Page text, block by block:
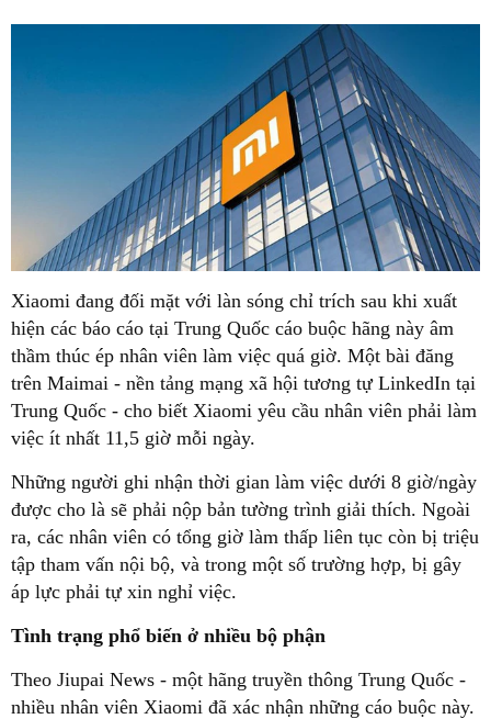
Xiaomi đang đối mặt với làn sóng chỉ trích sau khi xuất
hiện các báo cáo tại Trung Quốc cáo buộc hãng này âm
thầm thúc ép nhân viên làm việc quá giờ. Một bài đăng
trên Maimai - nền tảng mạng xã hội tương tự LinkedIn tại
Trung Quốc - cho biết Xiaomi yêu cầu nhân viên phải làm
việc ít nhất 11,5 giờ mỗi ngày.
Những người ghi nhận thời gian làm việc dưới 8 giờ/ngày
được cho là sẽ phải nộp bản tường trình giải thích. Ngoài
ra, các nhân viên có tổng giờ làm thấp liên tục còn bị triệu
tập tham vấn nội bộ, và trong một số trường hợp, bị gây
áp lực phải tự xin nghỉ việc.
Tình trạng phổ biến ở nhiều bộ phận
Theo Jiupai News - một hãng truyền thông Trung Quốc -
nhiều nhân viên Xiaomi đã xác nhận những cáo buộc này.